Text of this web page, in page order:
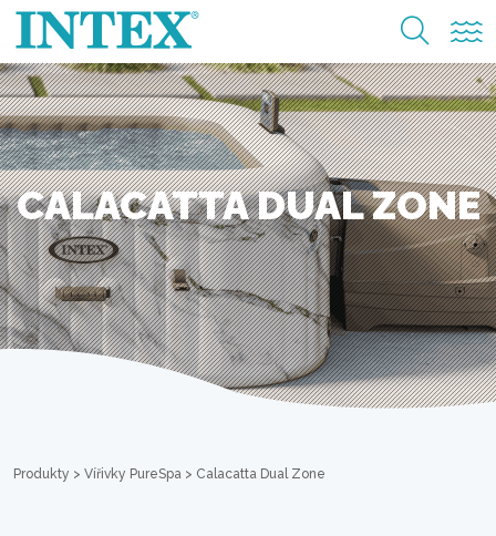
CALACATTA DUAL ZONE
Produkty > Vířivky PureSpa > Calacatta Dual Zone